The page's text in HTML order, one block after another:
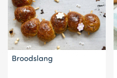
Broodslang